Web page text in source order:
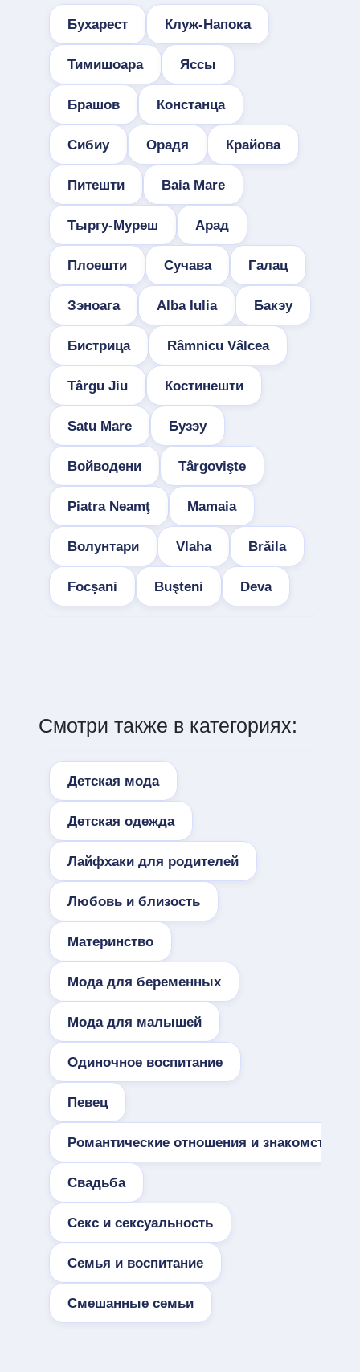
Бухарест Клуж-Напока
Тимишоара Яссы
Брашов Констанца
Сибиу Орадя Крайова
Питешти Baia Mare
Тыргу-Муреш Арад
Плоешти Сучава Галац
Зэноага Alba Iulia Бакэу
Бистрица Râmnicu Vâlcea
Târgu Jiu Костинешти
Satu Mare Бузэу
Войводени Târgovişte
Piatra Neamţ Mamaia
Волунтари Vlaha Brăila
Focșani Buşteni Deva
Смотри также в категориях:
Детская мода
Детская одежда
Лайфхаки для родителей
Любовь и близость
Материнство
Мода для беременных
Мода для малышей
Одиночное воспитание
Певец
Романтические отношения и знакомства
Свадьба
Секс и сексуальность
Семья и воспитание
Смешанные семьи